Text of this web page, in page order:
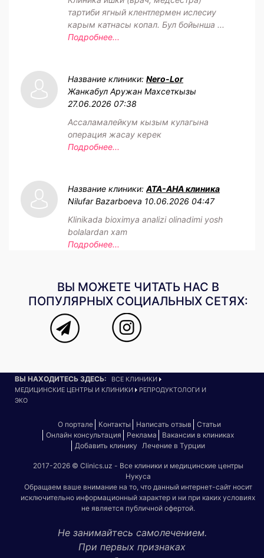
тартиби ягный клентлермен ислесиу
карым катнасы копал. Бул бойынша ...
Подробнее...
Название клиники: Nero-Lor
Жанкабул Аружан Махсеткызы
27.06.2026 07:38
Ассаламалейкум кызым кулагына
операция жасау керек
Подробнее...
Название клиники: АТА-АНА клиника
Nilufar Bazarboeva 10.06.2026 04:47
Klinikada bioximya analizi olinadimi yosh
bolalardan xam
Подробнее...
ВЫ МОЖЕТЕ ЧИТАТЬ НАС В
ПОПУЛЯРНЫХ СОЦИАЛЬНЫХ СЕТЯХ:
ВЫ НАХОДИТЕСЬ ЗДЕСЬ:
ВСЕ КЛИНИКИ
МЕДИЦИНСКИЕ ЦЕНТРЫ И КЛИНИКИ
РЕПРОДУКТОЛОГИ И
ЭКО
О портале Контакты Написать отзыв
Статьи
Онлайн консультация
Реклама
Вакансии в клиниках
Добавить клинику
Лечение в Турции
2017-2026 © Clinics.uz - Все клиники и медицинские центры
Нукуса
Обращаем ваше внимание на то, что данный интернет-сайт носит
исключительно информационный характер и ни при каких условиях
не является публичной офертой.
Не занимайтесь самолечением.
При первых признаках